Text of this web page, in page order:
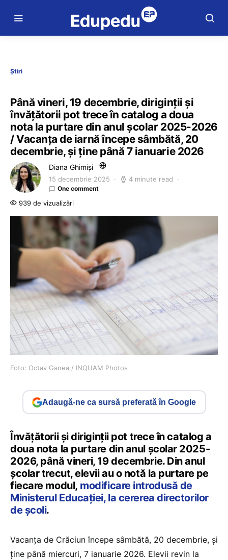
Știri
Până vineri, 19 decembrie, diriginții și
învățătorii pot trece în catalog a doua
nota la purtare din anul școlar 2025-2026
/ Vacanța de iarnă începe sâmbătă, 20
decembrie, și ține până 7 ianuarie 2026
Diana Ghimiși
15 decembrie 2025 4 minute read
One comment
939 de vizualizări
Foto: Octav Ganea / INQUAM Photos
Adaugă-ne ca sursă preferată în Google
Învățătorii și diriginții pot trece în catalog a
doua nota la purtare din anul școlar 2025-
2026, până vineri, 19 decembrie. Din anul
școlar trecut, elevii au o notă la purtare pe
fiecare modul, modificare introdusă de
Ministerul Educației, la cererea directorilor
de școli.
Vacanța de Crăciun începe sâmbătă, 20 decembrie, și
ține până miercuri, 7 ianuarie 2026. Elevii revin la